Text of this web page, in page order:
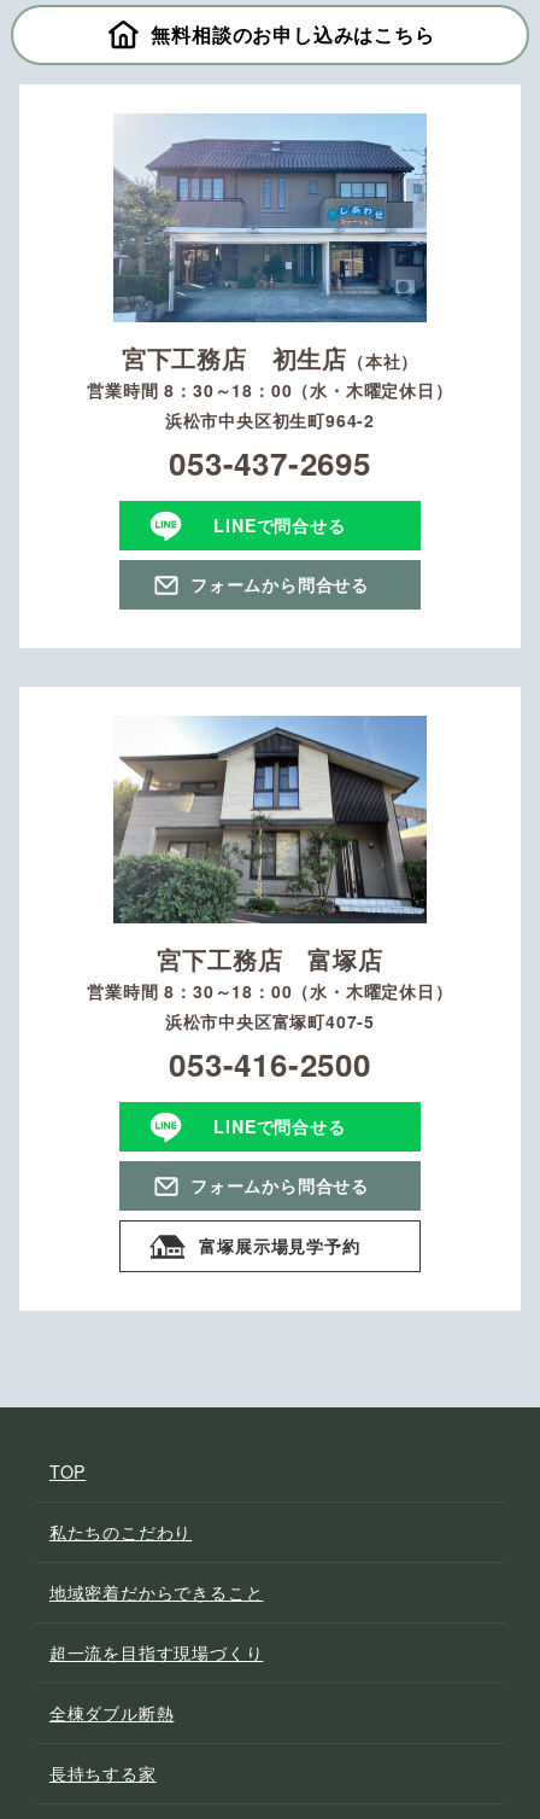
無料相談のお申し込みはこちら
宮下工務店 初生店 （本社）
営業時間 8：30～18：00（水・木曜定休日）
浜松市中央区初生町964-2
053-437-2695
LINEで問合せる
フォームから問合せる
宮下工務店 富塚店
営業時間 8：30～18：00（水・木曜定休日）
浜松市中央区富塚町407-5
053-416-2500
LINEで問合せる
フォームから問合せる
富塚展示場見学予約
TOP
私たちのこだわり
地域密着だからできること
超一流を目指す現場づくり
全棟ダブル断熱
長持ちする家